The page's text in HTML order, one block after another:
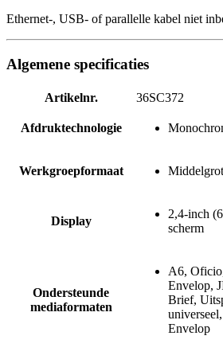
Ethernet-, USB- of parallelle kabel niet
Algemene specificaties
Artikelnr. 36SC372
Afdruktechnologie
Werkgroepformaat
Display
2,4-inch
scherm
Ondersteunde
mediaformaten
A6,
Envelop,
Brief,
Envelop